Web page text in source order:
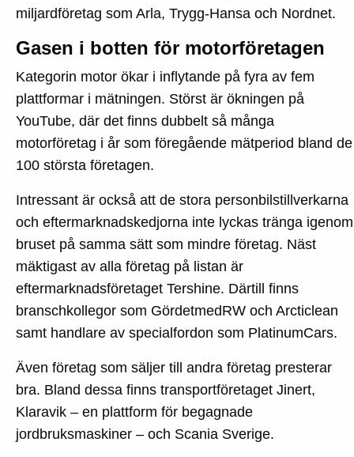
miljardföretag som Arla, Trygg-Hansa och Nordnet.
Gasen i botten för motorföretagen
Kategorin motor ökar i inflytande på fyra av fem
plattformar i mätningen. Störst är ökningen på
YouTube, där det finns dubbelt så många
motorföretag i år som föregående mätperiod bland de
100 största företagen.
Intressant är också att de stora personbilstillverkarna
och eftermarknadskedjorna inte lyckas tränga igenom
bruset på samma sätt som mindre företag. Näst
mäktigast av alla företag på listan är
eftermarknadsföretaget Tershine. Därtill finns
branschkollegor som GördetmedRW och Arcticlean
samt handlare av specialfordon som PlatinumCars.
Även företag som säljer till andra företag presterar
bra. Bland dessa finns transportföretaget Jinert,
Klaravik – en plattform för begagnade
jordbruksmaskiner – och Scania Sverige.